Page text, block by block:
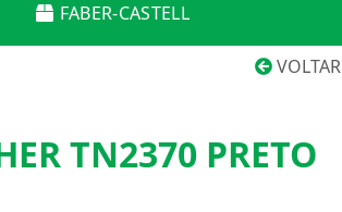
FABER-CASTELL
VOLTAR
TN2370 PRETO